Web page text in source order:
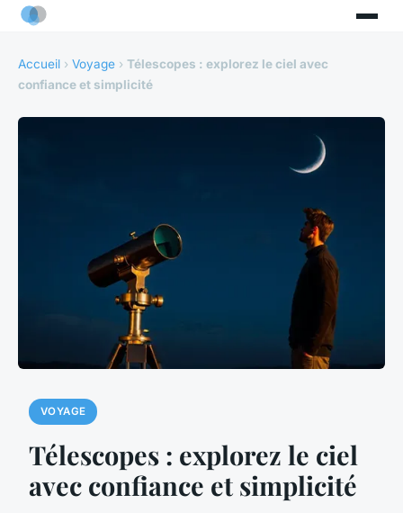
Accueil › Voyage › Télescopes : explorez le ciel avec
confiance et simplicité
VOYAGE
Télescopes : explorez le ciel
avec confiance et simplicité